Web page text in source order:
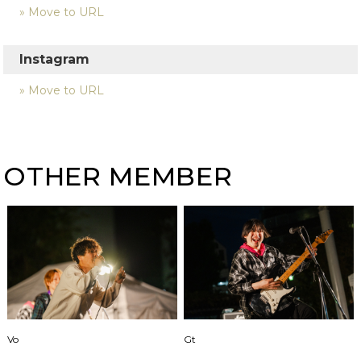
» Move to URL
Instagram
» Move to URL
OTHER MEMBER
Vo Gt